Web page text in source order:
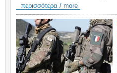
περισσότερα / more